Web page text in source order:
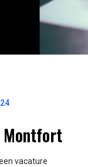
vacature